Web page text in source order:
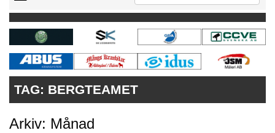
KONTAKT
VÅRA ANDRA MAGASIN
PRENUMERERA
ANNONSERA
TAG: BERGTEAMET
Arkiv: Månad